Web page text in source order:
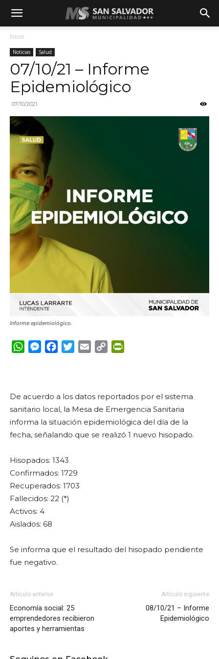
Inicio
Noticias Salud
07/10/21 – Informe
Epidemiológico
07/10/2021
Informe epidemiológico.
WhatsApp
Messenger
FacebookTwitterEmail Copy
De acuerdo a los datos reportados por el sistema
sanitario local, la Mesa de Emergencia Sanitaria
informa la situación epidemiológica del día de la
fecha, señalando que se realizó 1 nuevo hisopado.
Hisopados: 1343
Confirmados: 1729
Recuperados: 1703
Fallecidos: 22 (*)
Activos: 4
Aislados: 68
Se informa que el resultado del hisopado pendiente
fue negativo.
Artículo anterior
Economía social: 25
emprendedores recibieron
aportes y herramientas
Artículo siguiente
08/10/21 – Informe
Epidemiológico